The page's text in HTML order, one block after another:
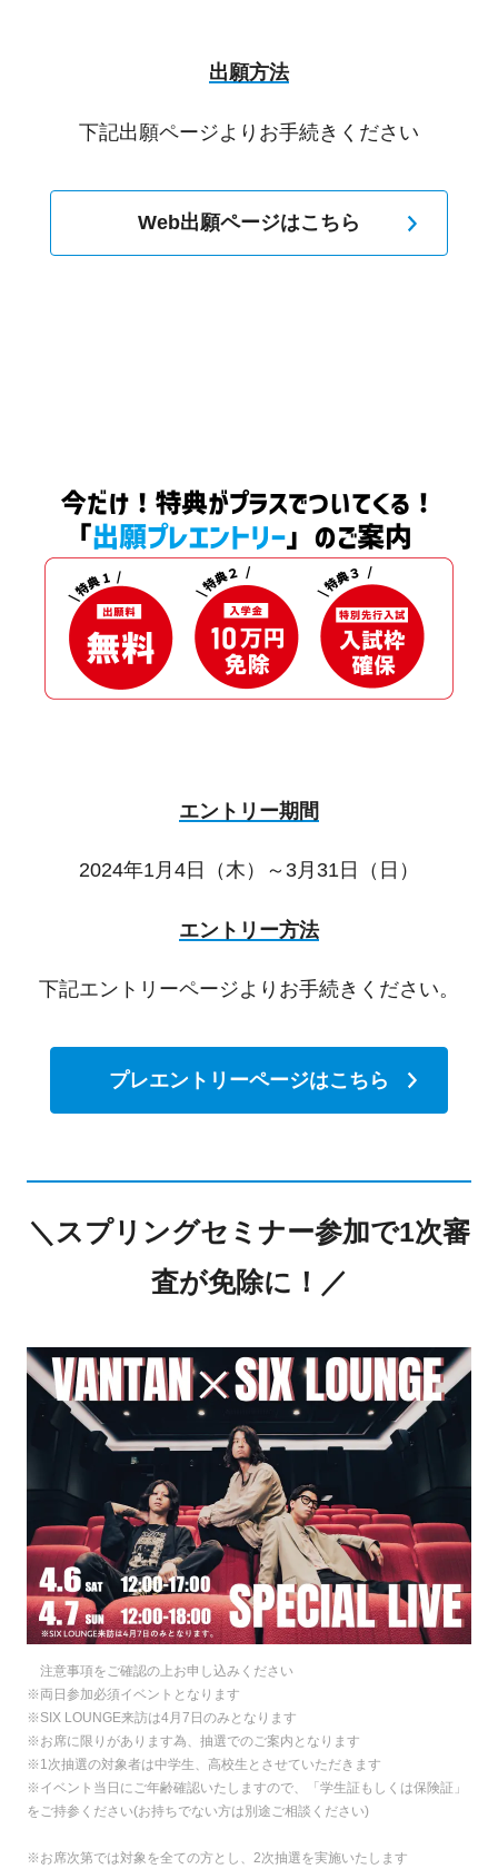
出願方法
下記出願ページよりお手続きください
Web出願ページはこちら
エントリー期間
2024年1月4日（木）～3月31日（日）
エントリー方法
下記エントリーページよりお手続きください。
プレエントリーページはこちら
＼スプリングセミナー参加で1次審
査が免除に！／
注意事項をご確認の上お申し込みください
※両日参加必須イベントとなります
※SIX LOUNGE来訪は4月7日のみとなります
※お席に限りがあります為、抽選でのご案内となります
※1次抽選の対象者は中学生、高校生とさせていただきます
※イベント当日にご年齢確認いたしますので、「学生証もしくは保険証」
をご持参ください(お持ちでない方は別途ご相談ください)
※お席次第では対象を全ての方とし、2次抽選を実施いたします